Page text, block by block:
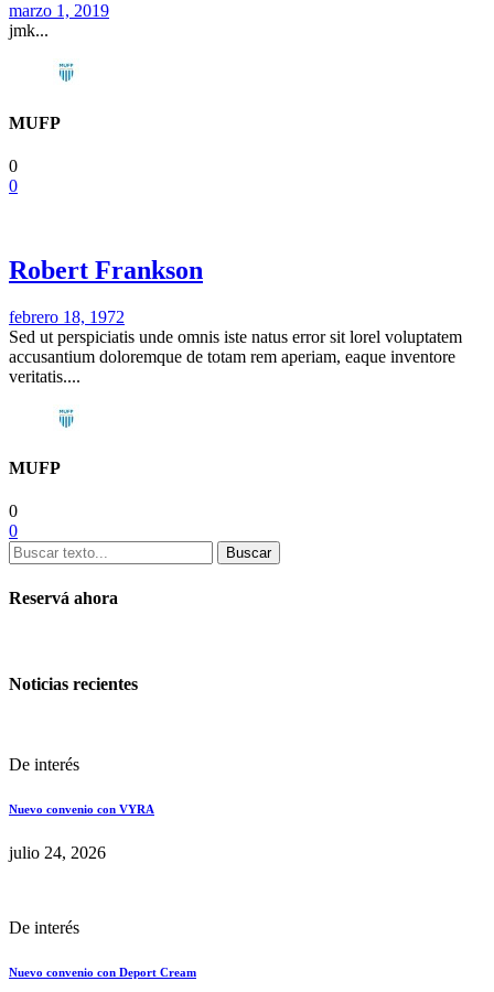
marzo 1, 2019
jmk...
MUFP
0
0
Robert Frankson
febrero 18, 1972
Sed ut perspiciatis unde omnis iste natus error sit lorel voluptatem
accusantium doloremque de totam rem aperiam, eaque inventore
veritatis....
MUFP
0
0
Buscar
Reservá ahora
Noticias recientes
De interés
Nuevo convenio con VYRA
julio 24, 2026
De interés
Nuevo convenio con Deport Cream